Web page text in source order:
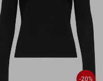
-20%